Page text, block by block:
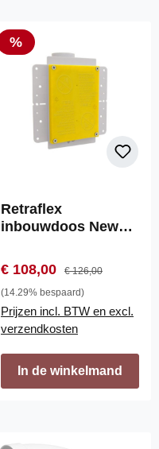
Korting
%
Retraflex
inbouwdoos New
Verkoopprijs:
€ 108,00 Normale prijs:
€ 126,00
(14.29% bespaard)
Prijzen incl. BTW en excl.
verzendkosten
In de winkelmand